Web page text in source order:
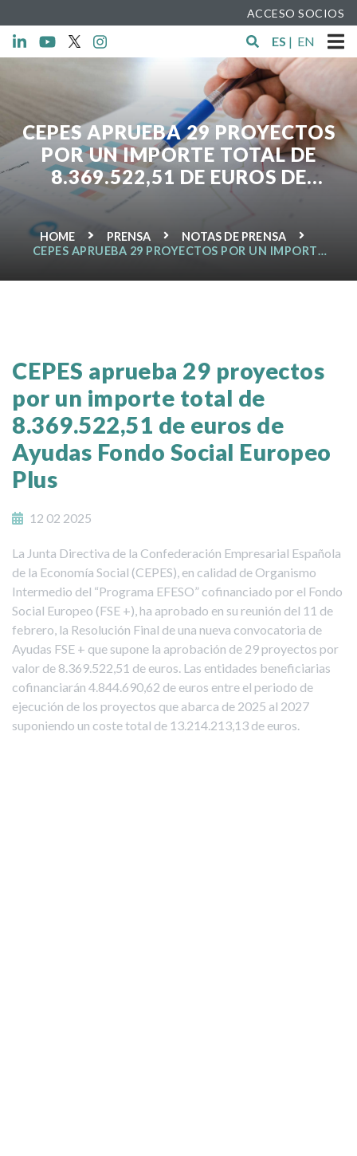
ACCESO SOCIOS
ES | EN
CEPES APRUEBA 29 PROYECTOS
POR UN IMPORTE TOTAL DE
8.369.522,51 DE EUROS DE
AYUDAS FONDO SOCIAL
EUROPEO PLUS
HOME PRENSA
NOTAS DE PRENSA
CEPES APRUEBA 29 PROYECTOS POR UN IMPORTE
FONDO SOCIAL EUROPEO PLUS
CEPES aprueba 29 proyectos
por un importe total de
8.369.522,51 de euros de
Ayudas Fondo Social Europeo
Plus
12 02 2025
La Junta Directiva de la Confederación Empresarial Española
de la Economía Social (CEPES), en calidad de Organismo
Intermedio del “Programa EFESO” cofinanciado por el Fondo
Social Europeo (FSE +), ha aprobado en su reunión del 11 de
febrero, la Resolución Final de una nueva convocatoria de
Ayudas FSE + que supone la aprobación de 29 proyectos por
valor de 8.369.522,51 de euros. Las entidades beneficiarias
cofinanciarán 4.844.690,62 de euros entre el periodo de
ejecución de los proyectos que abarca de 2025 al 2027
suponiendo un coste total de 13.214.213,13 de euros.